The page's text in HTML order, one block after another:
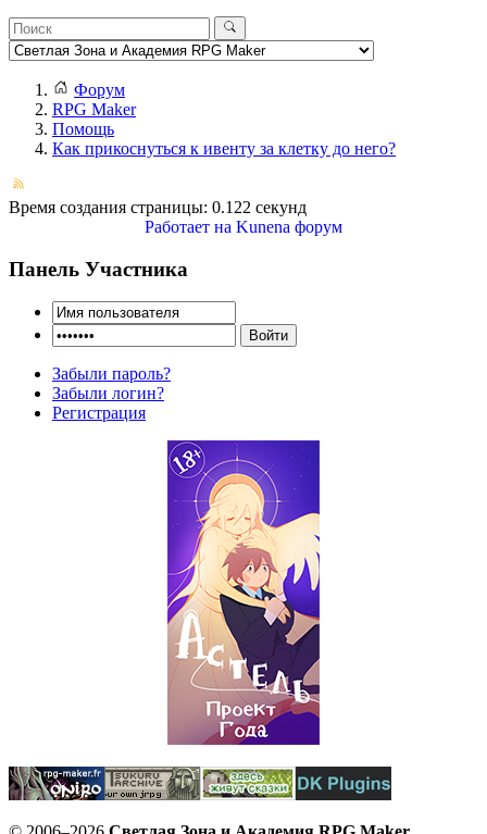
Форум
RPG Maker
Помощь
Как прикоснуться к ивенту за клетку до него?
Время создания страницы: 0.122 секунд
Работает на Kunena форум
Панель Участника
Забыли пароль?
Забыли логин?
Регистрация